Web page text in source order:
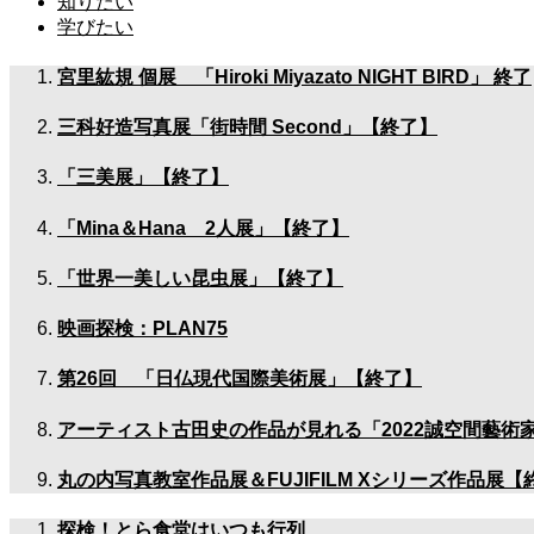
学びたい
宮里紘規 個展 「Hiroki Miyazato NIGHT BIRD」 終了
三科好造写真展「街時間 Second」【終了】
「三美展」【終了】
「Mina＆Hana 2人展」【終了】
「世界一美しい昆虫展」【終了】
映画探検：PLAN75
第26回 「日仏現代国際美術展」【終了】
アーティスト古田史の作品が見れる「2022誠空間藝術
丸の内写真教室作品展＆FUJIFILM Xシリーズ作品展【